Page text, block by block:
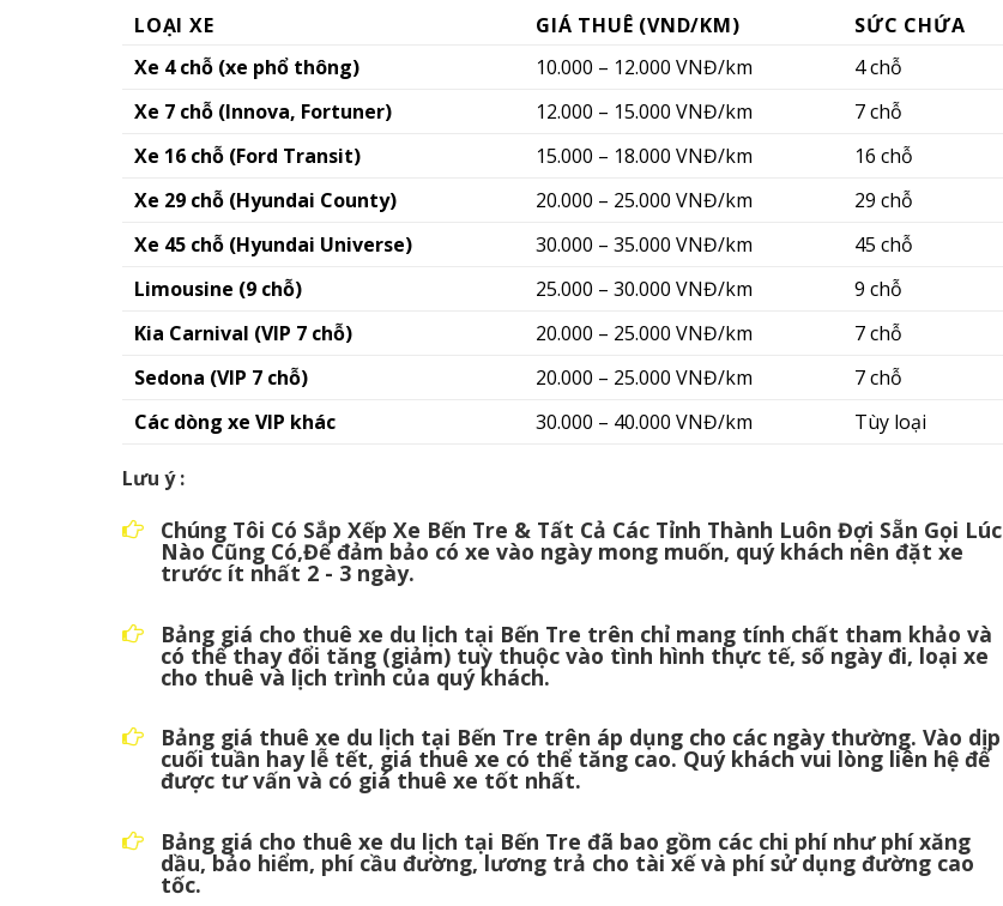
LOẠI XE GIÁ THUÊ (VND/KM)
SỨC CHỨA
Xe 4 chỗ (xe phổ thông)
10.000 – 12.000 VNĐ/km
4 chỗ
Xe 7 chỗ (Innova, Fortuner)
12.000 – 15.000 VNĐ/km
7 chỗ
Xe 16 chỗ (Ford Transit)
15.000 – 18.000 VNĐ/km
16 chỗ
Xe 29 chỗ (Hyundai County)
20.000 – 25.000 VNĐ/km
29 chỗ
Xe 45 chỗ (Hyundai Universe)
30.000 – 35.000 VNĐ/km
45 chỗ
Limousine (9 chỗ)
25.000 – 30.000 VNĐ/km
9 chỗ
Kia Carnival (VIP 7 chỗ)
20.000 – 25.000 VNĐ/km
7 chỗ
Sedona (VIP 7 chỗ)
20.000 – 25.000 VNĐ/km
7 chỗ
Các dòng xe VIP khác
30.000 – 40.000 VNĐ/km Tùy loại
Lưu ý :
Chúng Tôi Có Sắp Xếp Xe Bến Tre & Tất Cả Các Tỉnh Thành Luôn Đợi Sẵn Gọi Lúc
Nào Cũng Có,Để đảm bảo có xe vào ngày mong muốn, quý khách nên đặt xe
trước ít nhất 2 - 3 ngày.
Bảng giá cho thuê xe du lịch tại Bến Tre trên chỉ mang tính chất tham khảo và
có thể thay đổi tăng (giảm) tuỳ thuộc vào tình hình thực tế, số ngày đi, loại xe
cho thuê và lịch trình của quý khách.
Bảng giá thuê xe du lịch tại Bến Tre trên áp dụng cho các ngày thường. Vào dịp
cuối tuần hay lễ tết, giá thuê xe có thể tăng cao. Quý khách vui lòng liên hệ để
được tư vấn và có giá thuê xe tốt nhất.
Bảng giá cho thuê xe du lịch tại Bến Tre đã bao gồm các chi phí như phí xăng
dầu, bảo hiểm, phí cầu đường, lương trả cho tài xế và phí sử dụng đường cao
tốc.